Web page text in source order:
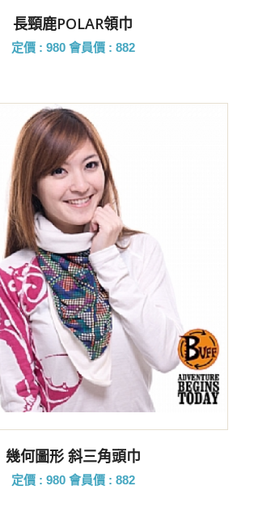
長頸鹿POLAR領巾
定價 : 980 會員價 : 882
幾何圖形 斜三角頭巾
定價 : 980 會員價 : 882